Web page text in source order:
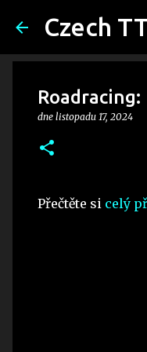
Czech
Roadracing:
dne listopadu 17, 2024
Přečtěte si celý